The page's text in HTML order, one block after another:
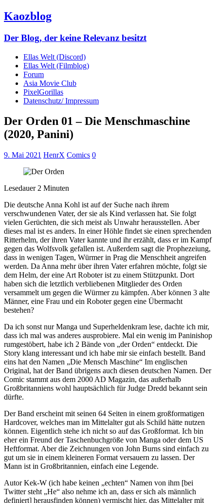
Kaozblog
Der Blog, der keine Relevanz besitzt
Ellas Welt (Discord)
Ellas Welt (Filmblog)
Forum
Asia Movie Club
PixelGorillas
Datenschutz/ Impressum
Der Orden 01 – Die Menschmaschine
(2020, Panini)
9. Mai 2021 HenrX Comics 0
Lesedauer 2 Minuten
Die deutsche Anna Kohl ist auf der Suche nach ihrem
verschwundenen Vater, der sie als Kind verlassen hat. Sie folgt
vielen Gerüchten, die sich meist als Unwahr herausstellen. Aber
dieses mal ist es anders. In einer Höhle findet sie einen sprechenden
Ritterhelm, der ihren Vater kannte und ihr erzählt, dass er im Kampf
gegen das Wolfsvolk gefallen ist. Außerdem sagt die Prophezeiung,
dass in wenigen Tagen, Würmer in Prag die Menschheit angreifen
werden. Da Anna mehr über ihren Vater erfahren möchte, folgt sie
dem Helm, der eine Art Roboter ist zu einem Stützpunkt. Dort
haben sich die letztlich verbliebenen Mitglieder des Orden
versammelt um gegen die Würmer zu kämpfen. Aber können 3 alte
Männer, eine Frau und ein Roboter gegen eine Übermacht
bestehen?
Da ich sonst nur Manga und Superheldenkram lese, dachte ich mir,
dass ich mal was anderes ausprobiere. Mal ein wenig im Paninishop
rumgestöbert, habe ich 2 Bände von „der Orden“ entdeckt. Die
Story klang interessant und ich habe mir sie einfach bestellt. Band
eins hat den Namen „Die Mensch Maschine“ Im englischen
Original, hat der Band übrigens auch diesen deutschen Namen. Der
Comic stammt aus dem 2000 AD Magazin, das außerhalb
Großbritanniens wohl hauptsächlich für Judge Dredd bekannt sein
dürfte.
Der Band erscheint mit seinen 64 Seiten in einem großformatigen
Hardcover, welches man im Mittelalter gut als Schild hätte nutzen
können. Eigentlich stehe ich nicht so auf das Großformat. Ich bin
eher ein Freund der Taschenbuchgröße von Manga oder dem US
Heftformat. Aber die Zeichnungen von John Burns sind einfach zu
gut um sie in einem kleineren Format versauern zu lassen. Der
Mann ist in Großbritannien, einfach eine Legende.
Autor Kek-W (ich habe keinen „echten“ Namen von ihm [bei
Twitter steht „He“ also nehme ich an, dass er sich als männlich
definiert] herausfinden können) vermischt hier, das Mittelalter mit